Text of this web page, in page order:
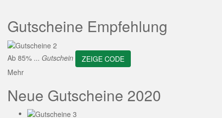
Gutscheine Empfehlung
Ab 85% ... Gutschein
ZEIGE CODE
Mehr
Neue Gutscheine 2020